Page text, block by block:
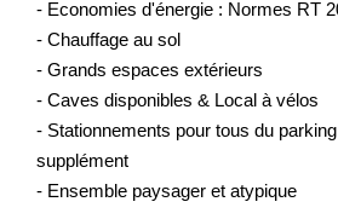
- Economies d'énergie : Normes RT
- Chauffage au sol
- Grands espaces extérieurs
- Caves disponibles & Local à vélos
- Stationnements pour tous du
supplément
- Ensemble paysager et atypique